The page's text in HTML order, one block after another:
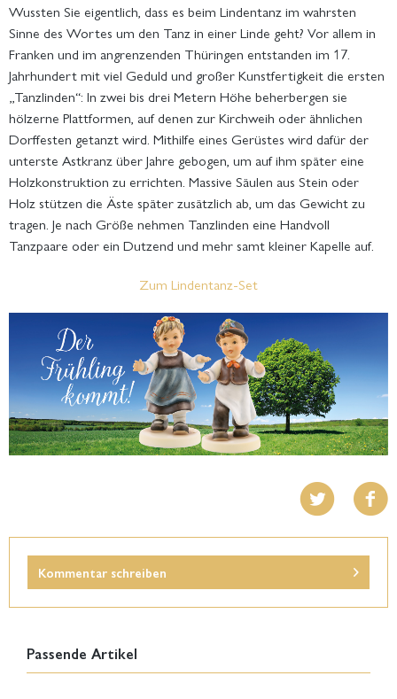
Wussten Sie eigentlich, dass es beim Lindentanz im wahrsten
Sinne des Wortes um den Tanz in einer Linde geht? Vor allem in
Franken und im angrenzenden Thüringen entstanden im 17.
Jahrhundert mit viel Geduld und großer Kunstfertigkeit die ersten
„Tanzlinden“: In zwei bis drei Metern Höhe beherbergen sie
hölzerne Plattformen, auf denen zur Kirchweih oder ähnlichen
Dorffesten getanzt wird. Mithilfe eines Gerüstes wird dafür der
unterste Astkranz über Jahre gebogen, um auf ihm später eine
Holzkonstruktion zu errichten. Massive Säulen aus Stein oder
Holz stützen die Äste später zusätzlich ab, um das Gewicht zu
tragen. Je nach Größe nehmen Tanzlinden eine Handvoll
Tanzpaare oder ein Dutzend und mehr samt kleiner Kapelle auf.
Zum Lindentanz-Set
Kommentar schreiben
Passende Artikel